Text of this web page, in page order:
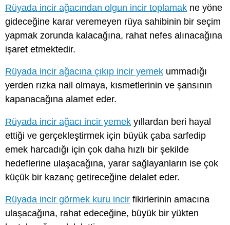
Rüyada incir ağacından olgun incir toplamak ne yöne
gideceğine karar veremeyen rüya sahibinin bir seçim
yapmak zorunda kalacağına, rahat nefes alınacağına
işaret etmektedir.
Rüyada incir ağacına çıkıp incir yemek ummadığı
yerden rızka nail olmaya, kısmetlerinin ve şansının
kapanacağına alamet eder.
Rüyada incir ağacı incir yemek yıllardan beri hayal
ettiği ve gerçekleştirmek için büyük çaba sarfedip
emek harcadığı için çok daha hızlı bir şekilde
hedeflerine ulaşacağına, yarar sağlayanların ise çok
küçük bir kazanç getireceğine delalet eder.
Rüyada incir görmek kuru incir fikirlerinin amacına
ulaşacağına, rahat edeceğine, büyük bir yükten